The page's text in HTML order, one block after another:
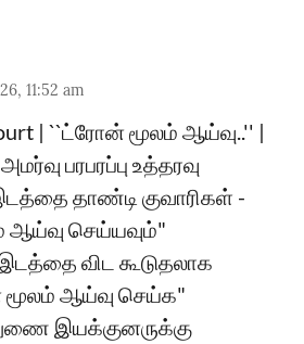
11:52 am
| ``ட்ரோன் மூலம் ஆய்வு..'' |
பரபரப்பு உத்தரவு
தாண்டி குவாரிகள் -
ஆய்வு செய்யவும்"
விட கூடுதலாக
மூலம் ஆய்வு செய்க"
இயக்குனருக்கு